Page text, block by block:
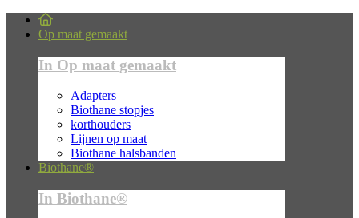
Op maat gemaakt
In Op maat gemaakt
Adapters
Biothane stopjes
korthouders
Lijnen op maat
Biothane halsbanden
Biothane®
In Biothane®